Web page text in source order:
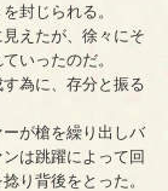
封じられる。
えたが、徐々にそ
いったのだ。
為に、存分と振る
が槍を繰り出しバ
は跳躍によって回
り背後をとった。